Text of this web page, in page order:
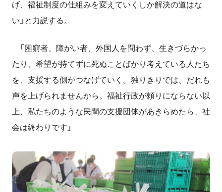
げ、福祉制度の仕組みを変えていくしか解決の道はな
い」と力説する。
「困窮者、障がい者、外国人を問わず、生きづらかっ
たり、希望が持てずに死ぬことばかり考えている人たち
を、支援する側がつなげていく。独りきりでは、だれも
声を上げられませんから。福祉行政が頼りにならない以
上、私たちのような民間の支援団体があきらめたら、社
会は終わりです」